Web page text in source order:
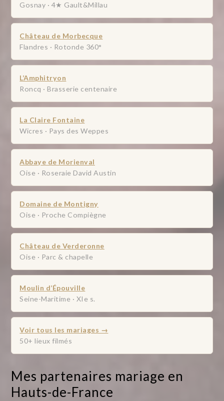
Gosnay · 4★ Gault&Millau
Château de Morbecque
Flandres · Rotonde 360°
L’Amphitryon
Roncq · Brasserie centenaire
La Claire Fontaine
Wicres · Pays des Weppes
Abbaye de Morienval
Oise · Roseraie David Austin
Domaine de Montigny
Oise · Proche Compiègne
Château de Verderonne
Oise · Parc & chapelle
Moulin d’Épouville
Seine-Maritime · XIe s.
Voir tous les mariages →
50+ lieux filmés
Mes partenaires mariage en
Hauts-de-France